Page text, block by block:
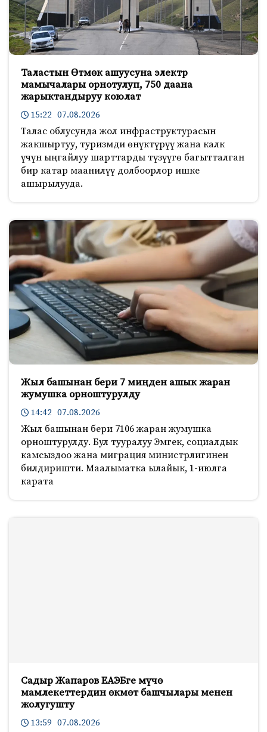
Таластын Өтмөк ашуусуна электр
мамычалары орнотулуп, 750 даана
жарыктандыруу коюлат
15:22 07.08.2026
Талас облусунда жол инфраструктурасын
жакшыртуу, туризмди өнүктүрүү жана калк
үчүн ыңгайлуу шарттарды түзүүгө багытталган
бир катар маанилүү долбоорлор ишке
ашырылууда.
Жыл башынан бери 7 миңден ашык жаран
жумушка орноштурулду
14:42 07.08.2026
Жыл башынан бери 7106 жаран жумушка
орноштурулду. Бул тууралуу Эмгек, социалдык
камсыздоо жана миграция министрлигинен
билдиришти. Маалыматка ылайык, 1-июлга
карата
Садыр Жапаров ЕАЭБге мүчө
мамлекеттердин өкмөт башчылары менен
жолугушту
13:59 07.08.2026